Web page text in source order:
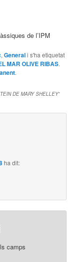
de l’IPM
,Generali s'ha etiquetat
MAR OLIVE RIBAS.
.
DE MARY SHELLEY”
ha dit:
camps